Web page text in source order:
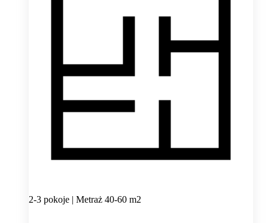
2-3 pokoje | Metraż 40-60 m2